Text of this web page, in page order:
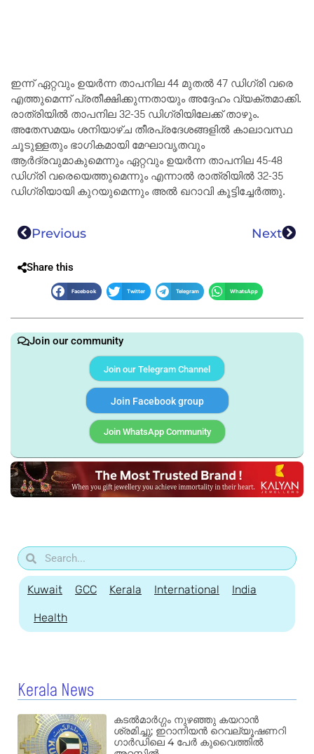
ഇന്ന് ഏറ്റവും ഉയർന്ന താപനില 44 മുതൽ 47 ഡിഗ്രി വരെ
എത്തുമെന്ന് പ്രതീക്ഷിക്കുന്നതായും അദ്ദേഹം വ്യക്തമാക്കി.
രാത്രിയിൽ താപനില 32-35 ഡിഗ്രിയിലേക്ക് താഴും.
അതേസമയം ശനിയാഴ്ച തീരപ്രദേശങ്ങളിൽ കാലാവസ്ഥ
ചൂടുള്ളതും ഭാഗികമായി മേഘാവൃതവും
ആർദ്രവുമാകുമെന്നും ഏറ്റവും ഉയർന്ന താപനില 45-48
ഡിഗ്രി വരെയെത്തുമെന്നും എന്നാൽ രാത്രിയിൽ 32-35
ഡിഗ്രിയായി കുറയുമെന്നും അൽ ഖറാവി കൂട്ടിച്ചേർത്തു.
Previous Next
Share this
Facebook Twitter Telegram WhatsApp
Join our community
Join our Telegram Channel
Join Facebook group
Join WhatsApp Community
Kuwait GCC Kerala International India
Health
Kerala News
കടൽമാർഗ്ഗം നുഴഞ്ഞു കയറാൻ
ശ്രമിച്ചു; ഇറാനിയൻ റെവല്യൂഷണറി
ഗാർഡിലെ 4 പേർ കുവൈത്തിൽ